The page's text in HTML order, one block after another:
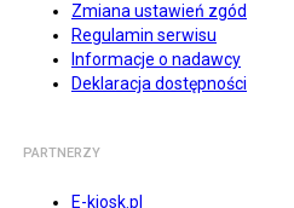
Zmiana ustawień zgód
Regulamin serwisu
Informacje o nadawcy
Deklaracja dostępności
PARTNERZY
E-kiosk.pl